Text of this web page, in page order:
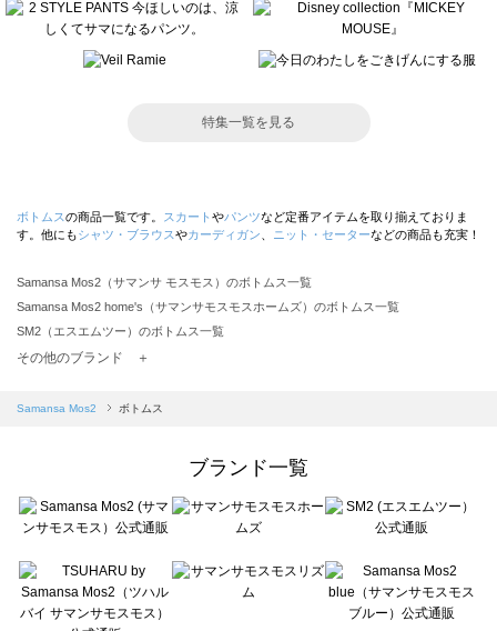
特集一覧を見る
ボトムスの商品一覧です。 スカート やパンツなど定番アイテムを取り揃えておりま
す。他にもシャツ・ブラウスやカーディガン ニット・セーターなどの商品も充実！
Samansa Mos2（サマンサ モスモス）のボトムス一覧
Samansa Mos2 home's（サマンサモスモスホームズ）のボトムス一覧
SM2（エスエムツー）のボトムス一覧
TSUHARU by Samansa Mos2（ツハルバイサマンサモスモス）のボトムス一覧
Samansa Mos2 blue（サマンサモスモス ブルー）のボトムス一覧
sō4ū（ソウフォーユー）のボトムス一覧
Te chichi（テチチ）のボトムス一覧
Te chichi CLASSIC（テチチ クラシック）のボトムス一覧
Lugnoncure（ルノンキュール）のボトムス一覧
BETTY'S BLUE（べティーズブルー）のボトムス一覧
Wpc.（ワールドパーティー）のボトムス一覧
その他のブランド ＋
Samansa Mos2 ボトムス
ブランド一覧